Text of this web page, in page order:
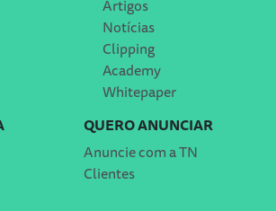
Artigos
Notícias
Clipping
Academy
Whitepaper
QUERO ANUNCIAR
Anuncie com a TN
Clientes